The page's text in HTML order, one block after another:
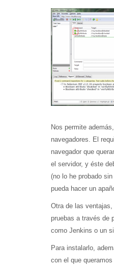
Nos permite
navegadores. El
navegador que
el servidor, y éste
(no lo he probado
pueda hacer un
Otra de las ventajas,
pruebas a través de
como Jenkins o un
Para instalarlo,
con el que